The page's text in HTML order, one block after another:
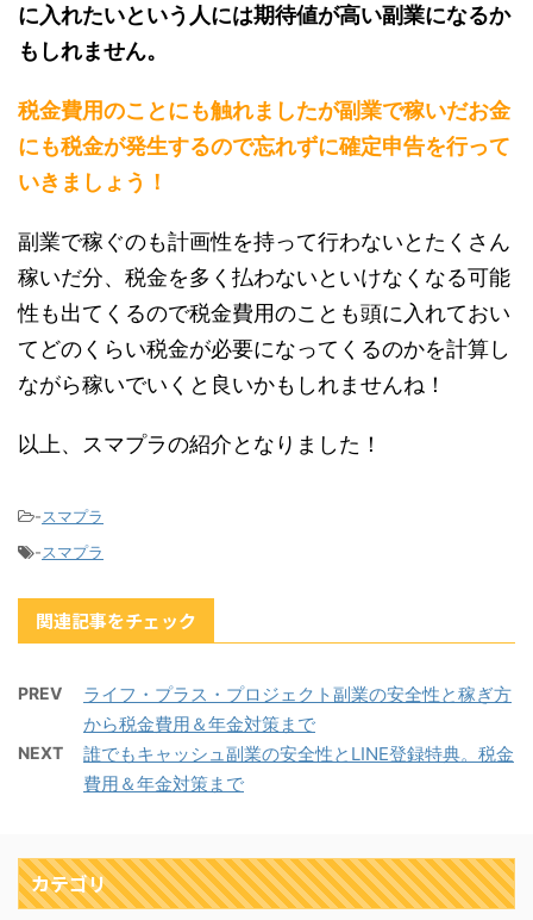
に入れたいという人には期待値が高い副業になるか
もしれません。
税金費用のことにも触れましたが副業で稼いだお金
にも税金が発生するので忘れずに確定申告を行って
いきましょう！
副業で稼ぐのも計画性を持って行わないとたくさん
稼いだ分、税金を多く払わないといけなくなる可能
性も出てくるので税金費用のことも頭に入れておい
てどのくらい税金が必要になってくるのかを計算し
ながら稼いでいくと良いかもしれませんね！
以上、スマプラの紹介となりました！
-スマプラ
-スマプラ
関連記事をチェック
PREV
ライフ・プラス・プロジェクト副業の安全性と稼ぎ方
から税金費用＆年金対策まで
NEXT
誰でもキャッシュ副業の安全性とLINE登録特典。税金
費用＆年金対策まで
カテゴリ